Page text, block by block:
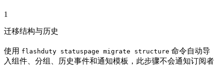
1
迁移结构与历史
使用 flashduty statuspage migrate structure 命令自动导
入组件、分组、历史事件和通知模板，此步骤不会通知订阅者